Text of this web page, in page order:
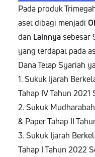
Pada produk
aset dibagi menjadi
dan Lainnyasebesar
yang terdapat pada
Dana Tetap Syariah
1. Sukuk Ijarah
Tahap IV Tahun 2021
2. Sukuk
& Paper Tahap II
3. Sukuk Ijarah
Tahap I Tahun 2022